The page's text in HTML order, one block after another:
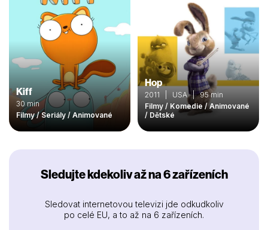
Kiff
30 min
Filmy / Seriály / Animované
Hop
2011 | USA | 95 min
Filmy / Komedie / Animované
/ Dětské
Sledujte kdekoliv až na 6 zařízeních
Sledovat internetovou televizi jde odkudkoliv
po celé EU, a to až na 6 zařízeních.